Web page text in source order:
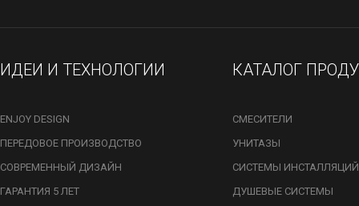
ИДЕИ И ТЕХНОЛОГИИ
ENJOY DESIGN
ПЕРЕДОВОЕ ПРОИЗВОДСТВО
СОВРЕМЕННЫЙ ДИЗАЙН
ГАРАНТИЯ 5 ЛЕТ
КАТАЛОГ
СМЕСИТЕЛИ
УНИТАЗЫ
СИСТЕМЫ ИНСТАЛЛЯЦИЙ
ДУШЕВЫЕ СИСТЕМЫ